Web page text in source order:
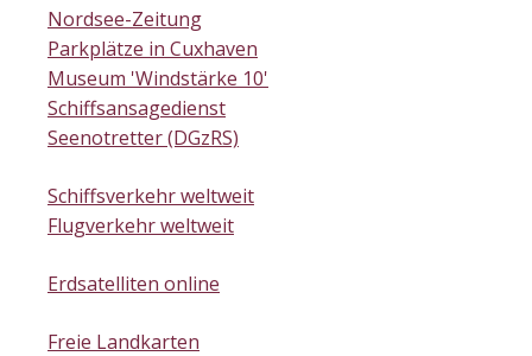
Nordsee-Zeitung
Parkplätze in Cuxhaven
Museum 'Windstärke 10'
Schiffsansagedienst
Seenotretter (DGzRS)
Schiffsverkehr weltweit
Flugverkehr weltweit
Erdsatelliten online
Freie Landkarten